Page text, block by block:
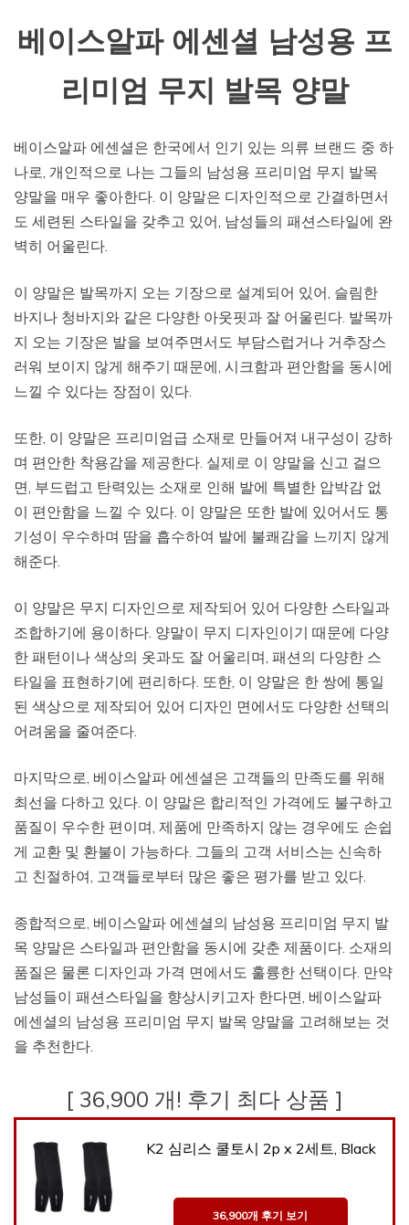
베이스알파 에센셜 남성용 프
리미엄 무지 발목 양말
베이스알파 에센셜은 한국에서 인기 있는 의류 브랜드 중 하
나로, 개인적으로 나는 그들의 남성용 프리미엄 무지 발목
양말을 매우 좋아한다. 이 양말은 디자인적으로 간결하면서
도 세련된 스타일을 갖추고 있어, 남성들의 패션스타일에 완
벽히 어울린다.
이 양말은 발목까지 오는 기장으로 설계되어 있어, 슬림한
바지나 청바지와 같은 다양한 아웃핏과 잘 어울린다. 발목까
지 오는 기장은 발을 보여주면서도 부담스럽거나 거추장스
러워 보이지 않게 해주기 때문에, 시크함과 편안함을 동시에
느낄 수 있다는 장점이 있다.
또한, 이 양말은 프리미엄급 소재로 만들어져 내구성이 강하
며 편안한 착용감을 제공한다. 실제로 이 양말을 신고 걸으
면, 부드럽고 탄력있는 소재로 인해 발에 특별한 압박감 없
이 편안함을 느낄 수 있다. 이 양말은 또한 발에 있어서도 통
기성이 우수하며 땀을 흡수하여 발에 불쾌감을 느끼지 않게
해준다.
이 양말은 무지 디자인으로 제작되어 있어 다양한 스타일과
조합하기에 용이하다. 양말이 무지 디자인이기 때문에 다양
한 패턴이나 색상의 옷과도 잘 어울리며, 패션의 다양한 스
타일을 표현하기에 편리하다. 또한, 이 양말은 한 쌍에 통일
된 색상으로 제작되어 있어 디자인 면에서도 다양한 선택의
어려움을 줄여준다.
마지막으로, 베이스알파 에센셜은 고객들의 만족도를 위해
최선을 다하고 있다. 이 양말은 합리적인 가격에도 불구하고
품질이 우수한 편이며, 제품에 만족하지 않는 경우에도 손쉽
게 교환 및 환불이 가능하다. 그들의 고객 서비스는 신속하
고 친절하여, 고객들로부터 많은 좋은 평가를 받고 있다.
종합적으로, 베이스알파 에센셜의 남성용 프리미엄 무지 발
목 양말은 스타일과 편안함을 동시에 갖춘 제품이다. 소재의
품질은 물론 디자인과 가격 면에서도 훌륭한 선택이다. 만약
남성들이 패션스타일을 향상시키고자 한다면, 베이스알파
에센셜의 남성용 프리미엄 무지 발목 양말을 고려해보는 것
을 추천한다.
[ 36,900 개! 후기 최다 상품 ]
K2 심리스 쿨토시 2p x 2세트, Black
36,900개 후기 보기